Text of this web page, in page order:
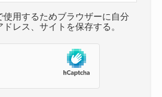
使用するためブラウザーに自分
レス、サイトを保存する。